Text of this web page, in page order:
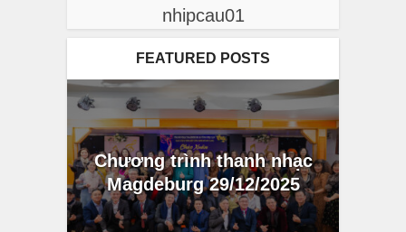
nhipcau01
FEATURED POSTS
Chương trình thanh nhạc
Magdeburg 29/12/2025